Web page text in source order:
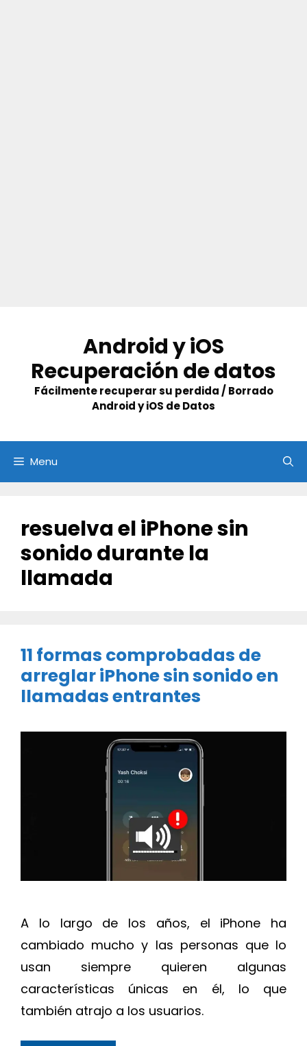
content
Android y iOS
Recuperación de datos
Fácilmente recuperar su perdida / Borrado
Android y iOS de Datos
Menu
resuelva el iPhone sin
sonido durante la
llamada
11 formas comprobadas de
arreglar iPhone sin sonido en
llamadas entrantes
A lo largo de los años, el iPhone ha
cambiado mucho y las personas que lo
usan siempre quieren algunas
características únicas en él, lo que
también atrajo a los usuarios.